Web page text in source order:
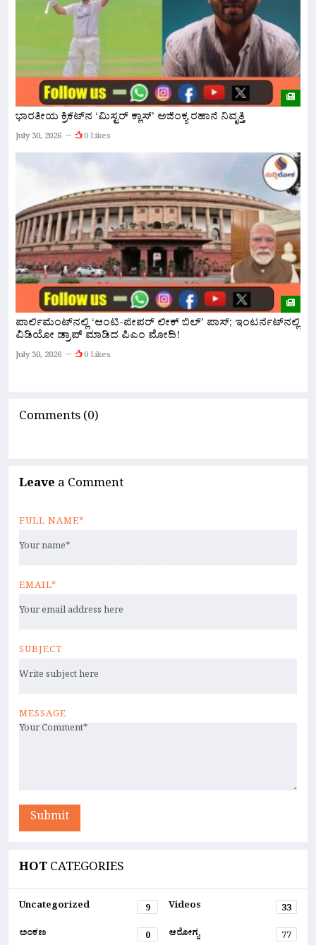
ಭಾರತೀಯ ಕ್ರಿಕೆಟ್‌ನ ‘ಮಿಸ್ಟರ್ ಕ್ಲಾಸ್’ ಅಜಿಂಕ್ಯ ರಹಾನೆ ನಿವೃತ್ತಿ
July 30, 2026 0 Likes
ಪಾರ್ಲಿಮೆಂಟ್‌ನಲ್ಲಿ ‘ಆಂಟಿ-ಪೇಪರ್ ಲೀಕ್ ಬಿಲ್’ ಪಾಸ್; ಇಂಟರ್ನೆಟ್‌ನಲ್ಲಿ
ವಿಡಿಯೋ ಡ್ರಾಪ್ ಮಾಡಿದ ಪಿಎಂ ಮೋದಿ!
July 30, 2026 0 Likes
Comments (0)
Leave a Comment
FULL NAME*
EMAIL*
SUBJECT
MESSAGE
Submit
HOTCATEGORIES
Uncategorized 9 Videos
33
ಅಂಕಣ
0 ಆರೋಗ್ಯ 77